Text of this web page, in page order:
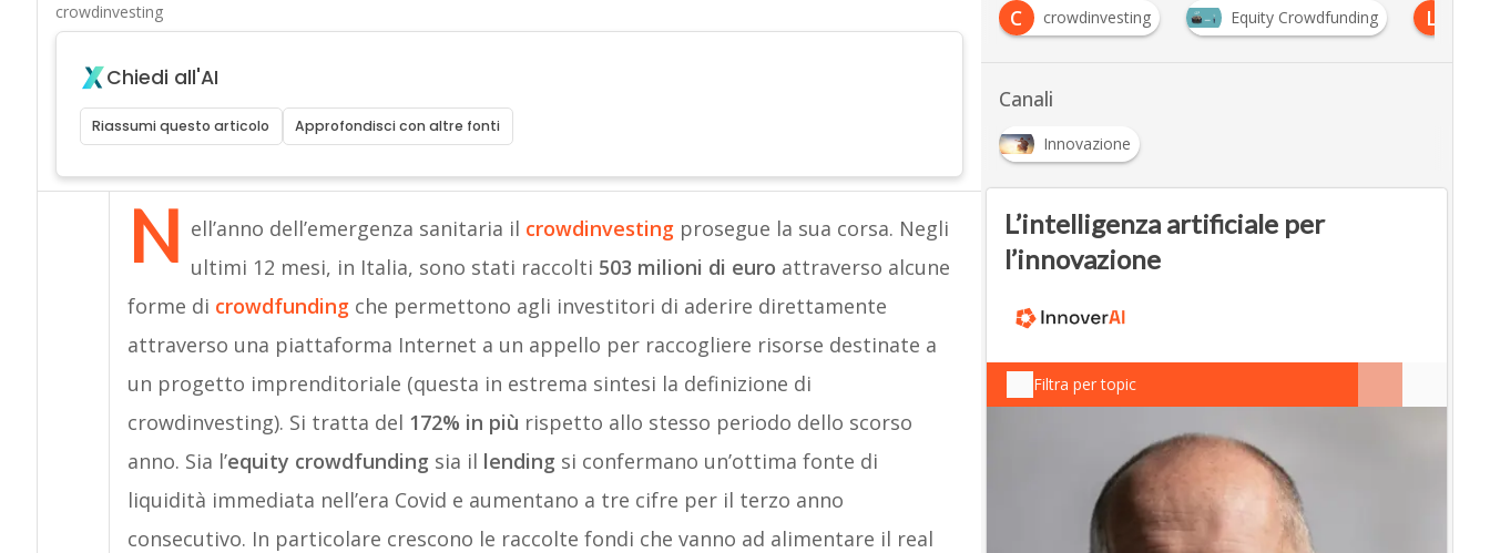
crowdinvesting
Chiedi all'AI
Riassumi questo articolo Approfondisci con altre fonti
N ell’anno dell’emergenza sanitaria il crowdinvesting prosegue la sua corsa. Negli
ultimi 12 mesi, in Italia, sono stati raccolti 503 milioni di euro attraverso alcune
forme di crowdfundingche permettono agli investitori di aderire direttamente
attraverso una piattaforma Internet a un appello per raccogliere risorse destinate a
un progetto imprenditoriale (questa in estrema sintesi la definizione di
crowdinvesting). Si tratta del 172% in più rispetto allo stesso periodo dello scorso
anno. Sia l’equity crowdfunding sia il lending si confermano un’ottima fonte di
liquidità immediata nell’era Covid e aumentano a tre cifre per il terzo anno
consecutivo. In particolare crescono le raccolte fondi che vanno ad alimentare il real
C crowdinvesting Equity Crowdfunding L
Canali
Innovazione
L’intelligenza artificiale per
l’innovazione
Filtra per topic